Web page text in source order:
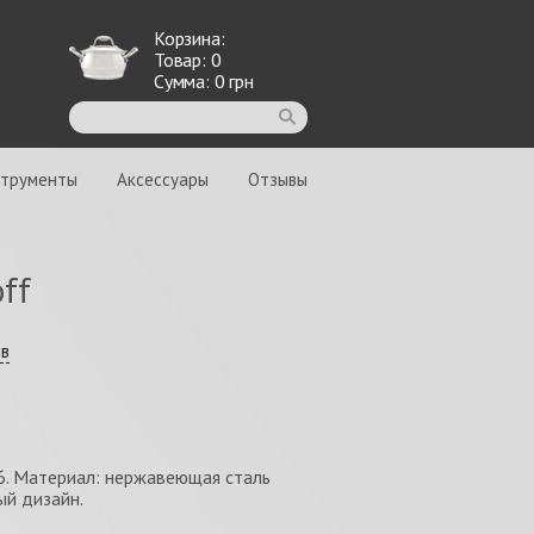
Корзина:
Товар: 0
Сумма: 0 грн
Аксессуары Отзывы
Материал: нержавеющая сталь
дизайн.